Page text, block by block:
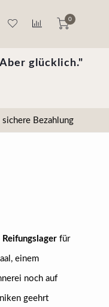
0
glücklich."
Bezahlung
für
einem
noch auf
geehrt